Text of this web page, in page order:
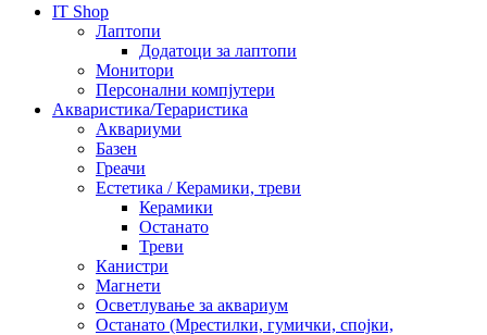
IT Shop
Лаптопи
Додатоци за лаптопи
Монитори
Персонални компјутери
Акваристика/Тераристика
Аквариуми
Базен
Греачи
Естетика / Керамики, треви
Керамики
Останато
Треви
Канистри
Магнети
Осветлување за аквариум
Останато (Мрестилки, гумички, спојки,